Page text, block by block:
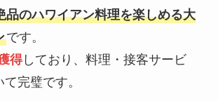
品のハワイアン料理を楽しめる大
です。
得しており、料理・接客サービ
完璧です。